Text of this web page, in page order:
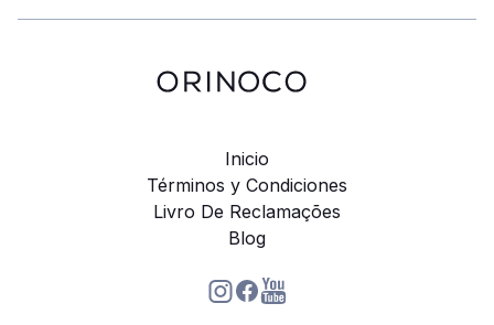
Inicio
Términos y Condiciones
Livro De Reclamações
Blog